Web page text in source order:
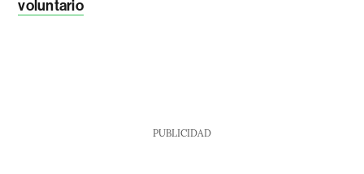
voluntario
PUBLICIDAD